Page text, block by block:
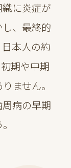
に炎症が
、最終的
本人の約
期や中期
ません。
病の早期